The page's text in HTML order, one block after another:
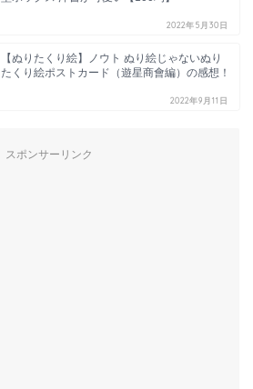
2022年5月30日
【ぬりたくり絵】ノウト ぬり絵じゃないぬり
たくり絵ポストカード（遊星商會編）の感想！
2022年9月11日
スポンサーリンク